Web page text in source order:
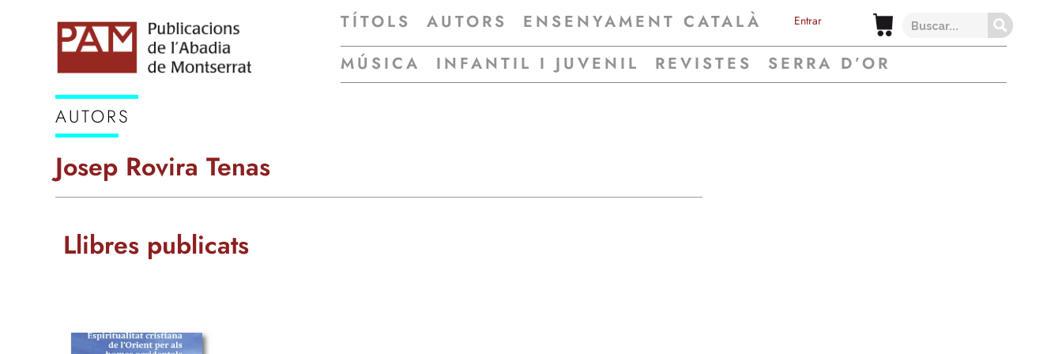
TÍTOLS AUTORS ENSENYAMENT CATALÀ Entrar
MÚSICA INFANTIL I JUVENIL REVISTES SERRA D’OR
AUTORS
Josep Rovira Tenas
Llibres publicats